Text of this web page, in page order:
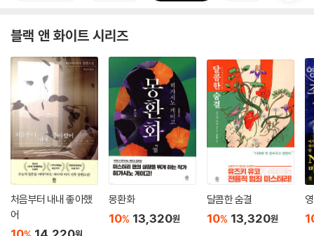
블랙 앤 화이트 시리즈
처음부터 내내 좋아했
어
몽환화
10% 13,320원
달콤한 숨결
10% 13,320원